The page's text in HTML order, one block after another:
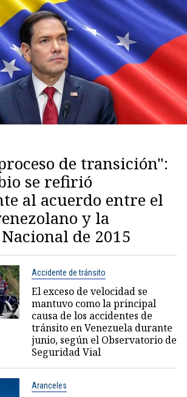
de transición":
se refirió
al acuerdo entre el
y la
de 2015
Accidente de tránsito
El exceso de velocidad se
mantuvo como la principal
causa de los accidentes de
tránsito en Venezuela durante
junio, según el Observatorio de
Seguridad Vial
Aranceles